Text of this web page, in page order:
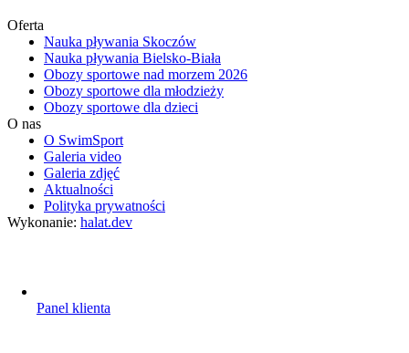
Panel klienta
Oferta
Nauka pływania Skoczów
Nauka pływania Bielsko-Biała
Obozy sportowe nad morzem 2026
Obozy sportowe dla młodzieży
Obozy sportowe dla dzieci
O nas
O SwimSport
Galeria video
Galeria zdjęć
Aktualności
Polityka prywatności
Wykonanie: halat.dev